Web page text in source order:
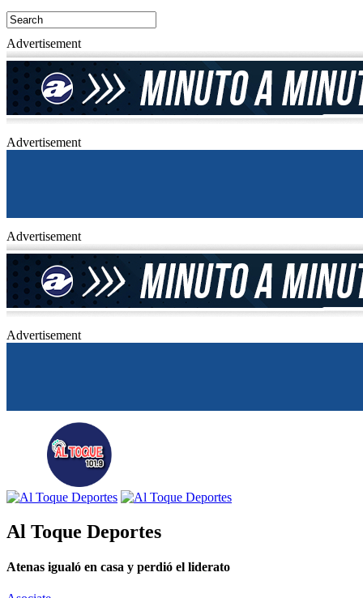
Advertisement
Advertisement
Advertisement
Advertisement
Al Toque Deportes
Atenas igualó en casa y perdió el liderato